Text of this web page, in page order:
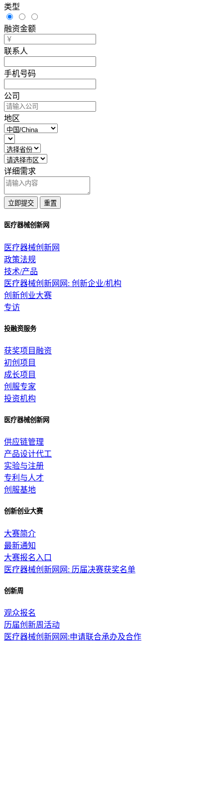
类型
融资金额
联系人
手机号码
公司
地区
详细需求
立即提交 重置
医疗器械创新网
医疗器械创新网
政策法规
技术/产品
医疗器械创新网网: 创新企业/机构
创新创业大赛
专访
投融资服务
获奖项目融资
初创项目
成长项目
创服专家
投资机构
医疗器械创新网
供应链管理
产品设计代工
实验与注册
专利与人才
创服基地
创新创业大赛
大赛简介
最新通知
大赛报名入口
医疗器械创新网网: 历届决赛获奖名单
创新周
观众报名
历届创新周活动
医疗器械创新网网:申请联合承办及合作